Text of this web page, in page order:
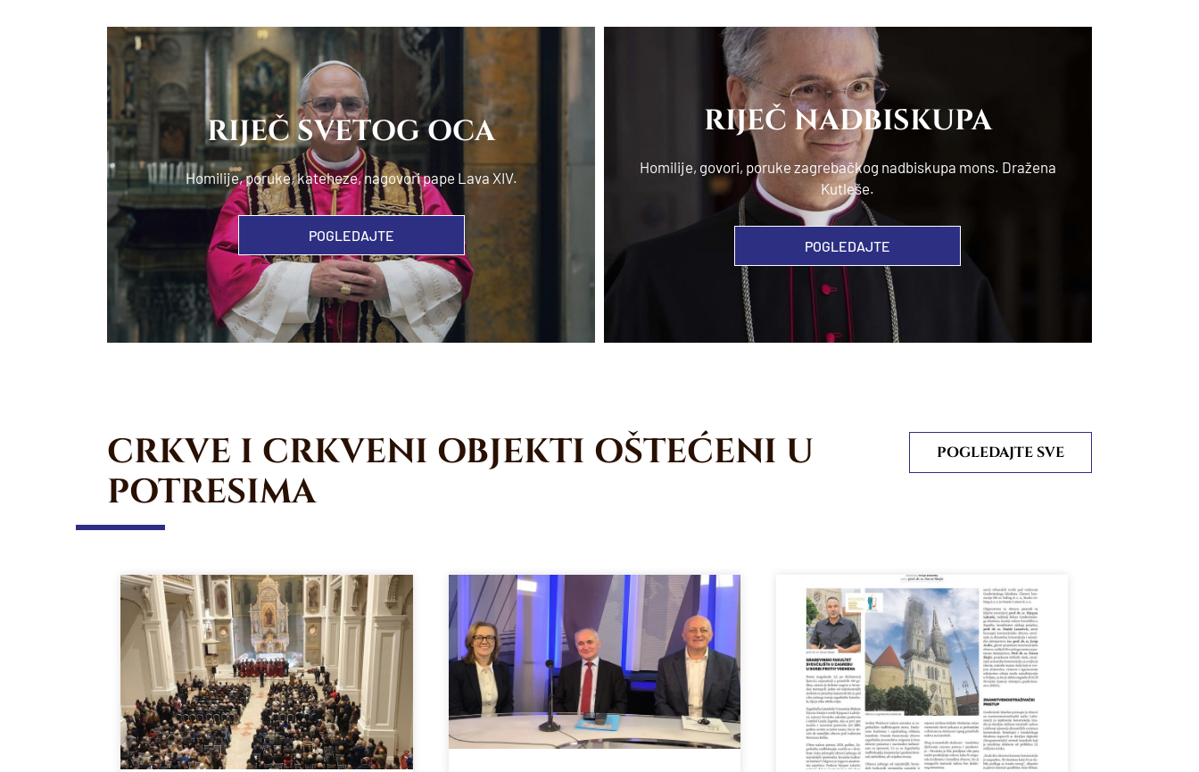
RIJEČ SVETOG OCA
Homilije, poruke, kateheze, nagovori pape Lava XIV.
POGLEDAJTE
RIJEČ NADBISKUPA
Homilije, govori, poruke zagrebačkog nadbiskupa mons. Dražena
Kutleše.
POGLEDAJTE
CRKVE I CRKVENI OBJEKTI OŠTEĆENI U
POTRESIMA
POGLEDAJTE SVE